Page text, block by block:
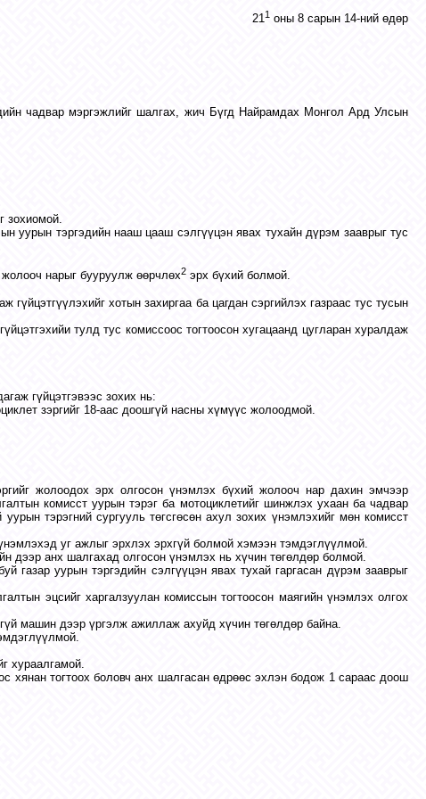
211 оны 8 сарын 14-ний өдөр
чадвар мэргэжлийг шалгах, жич Бүгд Найрамдах Монгол Ард Улсын
зохиомой.
уурын тэргэдийн нааш цааш сэлгүүцэн явах тухайн дүрэм зааврыг тус
нарыг бууруулж өөрчлөх2эрх бүхий болмой.
хотын захиргаа ба цагдан сэргийлэх газраас тус тусын
тулд тус комиссоос тогтоосон хугацаанд цугларан хуралдаж
гүйцэтгэвээс зохих нь:
зэргийг 18-аас доошгүй насны хүмүүс жолоодмой.
жолоодох эрх олгосон үнэмлэх бүхий жолооч нар дахин эмчээр
комисст уурын тэрэг ба мотоциклетийг шинжлэх ухаан ба чадвар
тэрэгний сургууль төгсгөсөн ахул зохих үнэмлэхийг мөн комисст
уг ажлыг эрхлэх эрхгүй болмой хэмээн тэмдэглүүлмой.
дээр анх шалгахад олгосон үнэмлэх нь хүчин төгөлдөр болмой.
уурын тэргэдийн сэлгүүцэн явах тухай гаргасан дүрэм зааврыг
эцсийг харгалзуулан комиссын тогтоосон маягийн үнэмлэх олгох
машин дээр үргэлж ажиллаж ахуйд хүчин төгөлдөр байна.
хураалгамой.
хянан тогтоох боловч анх шалгасан өдрөөс эхлэн бодож 1 сараас доош